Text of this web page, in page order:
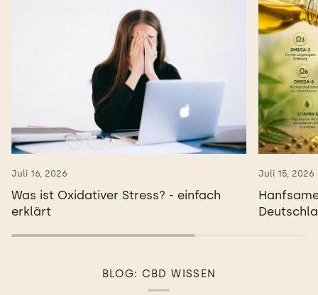
Juli 16, 2026
Was ist Oxidativer Stress? - einfach
erklärt
Juli 15, 2026
BLOG: CBD WISSEN